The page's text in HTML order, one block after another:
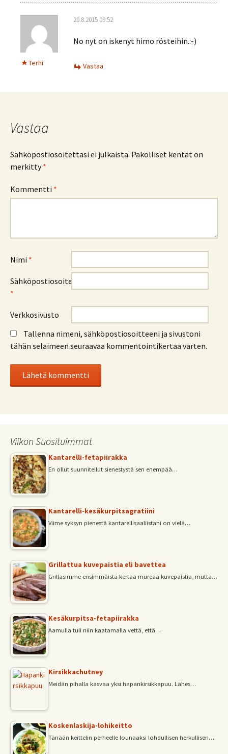
Terhi
20.8.2015 09:52
No nyt on iskenyt himo rösteihin.:-)
Vastaa
Vastaa
Sähköpostiosoitettasi ei julkaista. Pakolliset kentät on
merkitty*
Kommentti *
Nimi *
Sähköpostiosoite
*
Verkkosivusto
Tallenna nimeni, sähköpostiosoitteeni ja sivustoni
tähän selaimeen seuraavaa kommentointikertaa varten.
Viikon Suosituimmat
Kantarelli-fetapiirakka
En ollut suunnitellut sienestystä sen enempää…
Kantarelli-kesäkurpitsagratiini
Viime syksyn pienestä kantarellisaaliistani on vielä…
Grillattua kuvepaistia eli bavettea
Grillasimme ensimmäistä kertaa mureaa kuvepaistia, mutta…
Kesäkurpitsa-fetapiirakka
Aamulla tuli niin kaatamalla vettä, että…
Kirsikkachutney
Meidän pihalla kasvaa yksi hapankirsikkapuu. Lähes…
Koskenlaskija-lohikeitto
Tänään keittelin perheelle lounaaksi lohdullisen herkullisen…